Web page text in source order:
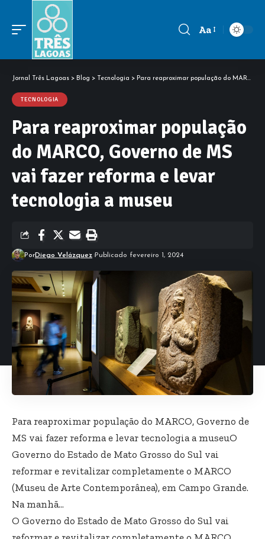
Font
Aa
Jornal Três Lagoas > Blog > Tecnologia > Para reaproximar população do MARCO, Governo de MS vai fazer reforma e levar tecnologia a museu
TECNOLOGIA
Para reaproximar população
do MARCO, Governo de MS
vai fazer reforma e levar
tecnologia a museu
PorDiego Velázquez Publicado fevereiro 1, 2024
Para reaproximar população do MARCO, Governo de
MS vai fazer reforma e levar tecnologia a museuO
Governo do Estado de Mato Grosso do Sul vai
reformar e revitalizar completamente o MARCO
(Museu de Arte Contemporânea), em Campo Grande.
Na manhã…
O Governo do Estado de Mato Grosso do Sul vai